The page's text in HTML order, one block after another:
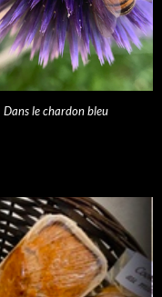
Dans le chardon bleu